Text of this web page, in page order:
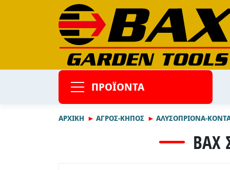
ΠΡΟΪΟΝΤΑ
ΑΡΧΙΚΉ ΑΓΡΟΣ-ΚΗΠΟΣ ΑΛΥΣΟΠΡΙΟΝΑ-